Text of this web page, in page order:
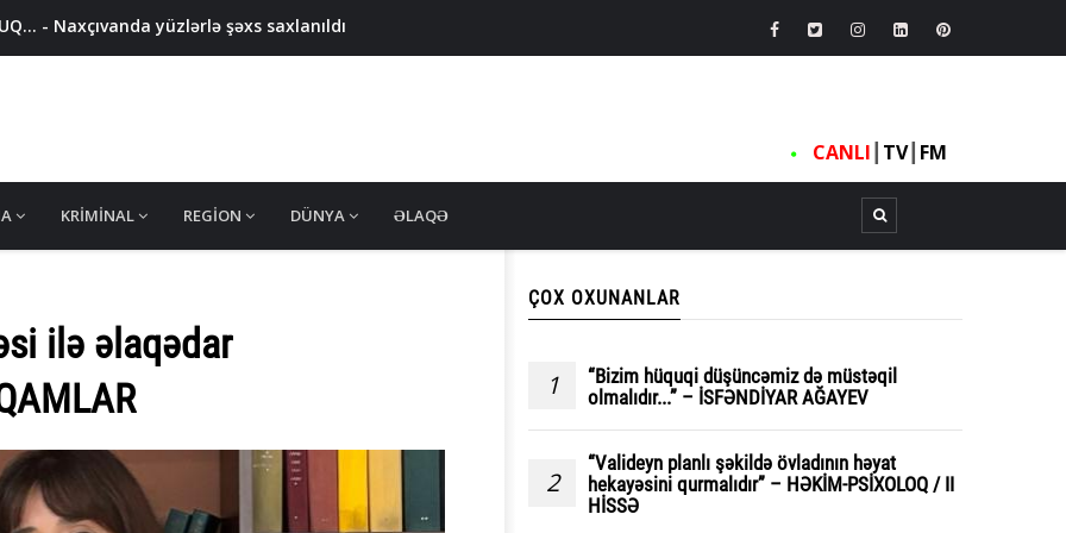
- Naxçıvanda yüzlərlə şəxs saxlanıldı
bıçaqlayan şəxsə AĞIR CƏZA
həb... - DSX MƏLUMAT YAYDI / FOTOLAR
geri çağırdı, birinə yeni vəzifə verdi
CANLI TV┃ FM
KRIMINAL REGION DÜNYA ƏLAQƏ
ilə əlaqədar
ÇOX OXUNANLAR
1
“Bizim hüquqi düşüncəmiz də müstəqil
olmalıdır...” – İSFƏNDİYAR AĞAYEV
2
“Valideyn planlı şəkildə övladının həyat
hekayəsini qurmalıdır” – HƏKİM-PSİXOLOQ / II
HİSSƏ